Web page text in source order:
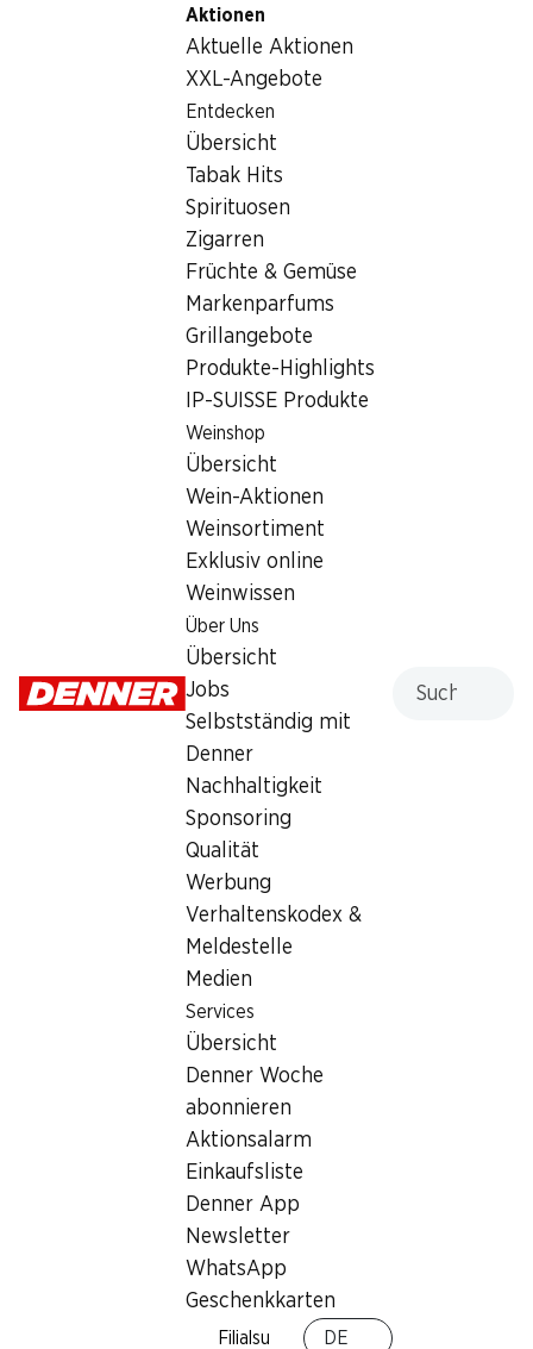
Aktionen
Aktuelle Aktionen
XXL-Angebote
Entdecken
Übersicht
Tabak Hits
Spirituosen
Zigarren
Früchte & Gemüse
Markenparfums
Grillangebote
Produkte-Highlights
IP-SUISSE Produkte
Weinshop
Übersicht
Wein-Aktionen
Weinsortiment
Exklusiv online
Weinwissen
Über Uns
Übersicht
Jobs
Selbstständig mit
Denner
Nachhaltigkeit
Sponsoring
Qualität
Werbung
Verhaltenskodex &
Meldestelle
Medien
Services
Übersicht
Denner Woche
abonnieren
Aktionsalarm
Einkaufsliste
Denner App
Newsletter
WhatsApp
Geschenkkarten
Filialsu
DE
Lebensmittel
Schokolade/Süsses
Ferrero Kinder Überraschungsei Maxi
Ferrero Kinder Überraschungsei
1021369
Was andere Kunden kaufen
Mulino Bianco Pan Goccioli
3.45
Mulino Bianco Plum Cake
330 g